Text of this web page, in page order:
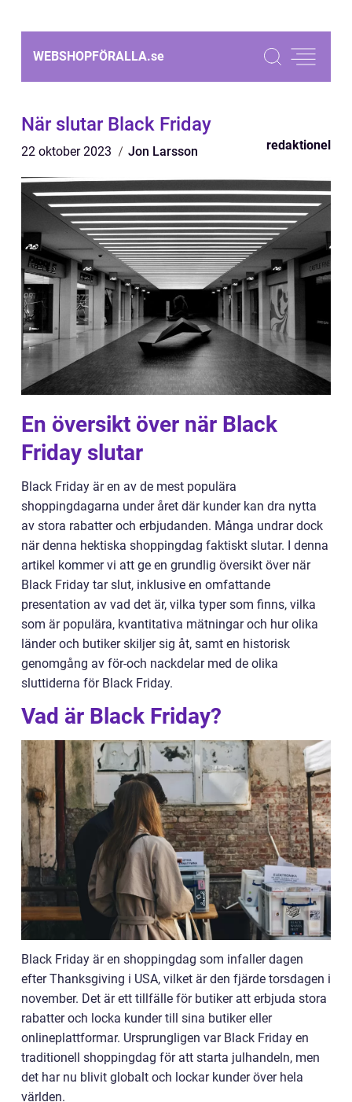
WEBSHOPFÖRALLA.se
När slutar Black Friday
22 oktober 2023 Jon Larsson redaktionel
En översikt över när Black
Friday slutar
Black Friday är en av de mest populära
shoppingdagarna under året där kunder kan dra nytta
av stora rabatter och erbjudanden. Många undrar dock
när denna hektiska shoppingdag faktiskt slutar. I denna
artikel kommer vi att ge en grundlig översikt över när
Black Friday tar slut, inklusive en omfattande
presentation av vad det är, vilka typer som finns, vilka
som är populära, kvantitativa mätningar och hur olika
länder och butiker skiljer sig åt, samt en historisk
genomgång av för-och nackdelar med de olika
sluttiderna för Black Friday.
Vad är Black Friday?
Black Friday är en shoppingdag som infaller dagen
efter Thanksgiving i USA, vilket är den fjärde torsdagen i
november. Det är ett tillfälle för butiker att erbjuda stora
rabatter och locka kunder till sina butiker eller
onlineplattformar. Ursprungligen var Black Friday en
traditionell shoppingdag för att starta julhandeln, men
det har nu blivit globalt och lockar kunder över hela
världen.